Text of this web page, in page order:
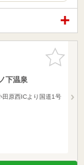
お気に入
りに追加
下温泉
田原西ICより国道1号